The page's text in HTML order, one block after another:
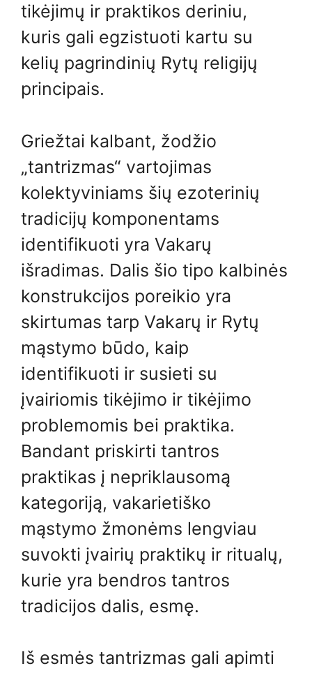
tikėjimų ir praktikos deriniu,
kuris gali egzistuoti kartu su
kelių pagrindinių Rytų religijų
principais.
Griežtai kalbant, žodžio
„tantrizmas“ vartojimas
kolektyviniams šių ezoterinių
tradicijų komponentams
identifikuoti yra Vakarų
išradimas. Dalis šio tipo kalbinės
konstrukcijos poreikio yra
skirtumas tarp Vakarų ir Rytų
mąstymo būdo, kaip
identifikuoti ir susieti su
įvairiomis tikėjimo ir tikėjimo
problemomis bei praktika.
Bandant priskirti tantros
praktikas į nepriklausomą
kategoriją, vakarietiško
mąstymo žmonėms lengviau
suvokti įvairių praktikų ir ritualų,
kurie yra bendros tantros
tradicijos dalis, esmę.
Iš esmės tantrizmas gali apimti